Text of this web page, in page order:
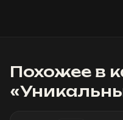
Похожее в
«